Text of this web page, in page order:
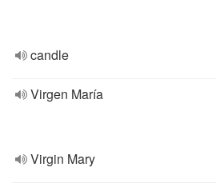
candle
Virgen María
Virgin Mary